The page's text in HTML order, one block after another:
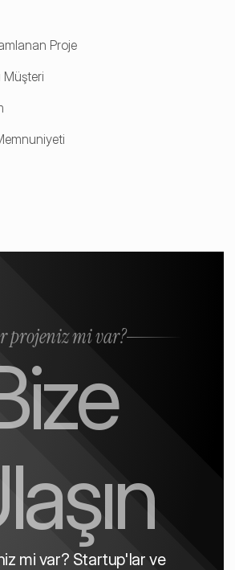
Proje
Müşteri
projeniz mi var?
mi var? Startup'lar ve